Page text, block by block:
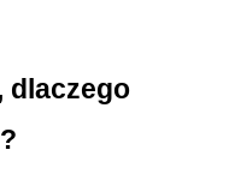
dlaczego